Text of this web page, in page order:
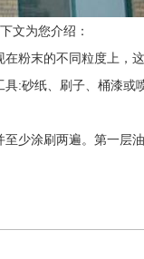
文为您介绍：
末的不同粒度上，
:砂纸、刷子、桶漆
涂刷两遍。第一层